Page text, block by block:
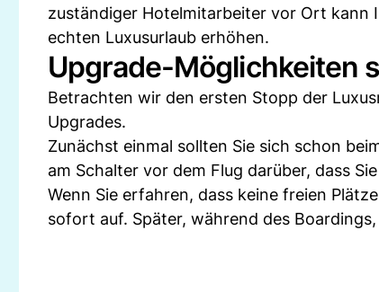
zuständiger Hotelmitarbeiter vor Ort kann
echten Luxusurlaub erhöhen.
Upgrade-Möglichkeiten
Betrachten wir den ersten Stopp der
Upgrades.
Zunächst einmal sollten Sie sich schon
am Schalter vor dem Flug darüber, dass
Wenn Sie erfahren, dass keine freien
sofort auf. Später, während des